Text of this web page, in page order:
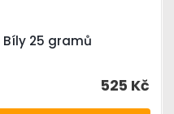
25 gramů
525 Kč